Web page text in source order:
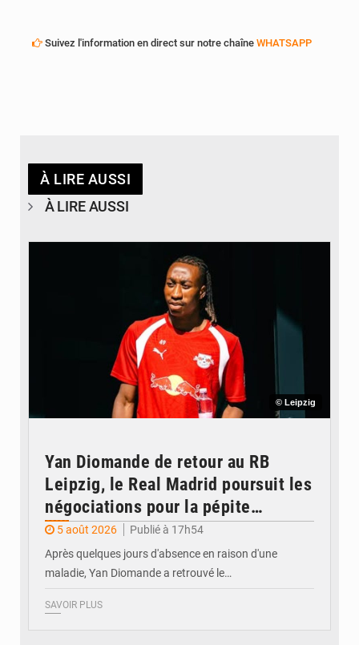
Suivez l'information en direct sur notre chaîne WHATSAPP
À LIRE AUSSI
À LIRE AUSSI
© Leipzig
Yan Diomande de retour au RB
Leipzig, le Real Madrid poursuit les
négociations pour la pépite
ivoirienne
5 août 2026
Publié à 17h54
Après quelques jours d'absence en raison d'une
maladie, Yan Diomande a retrouvé le…
SAVOIR PLUS